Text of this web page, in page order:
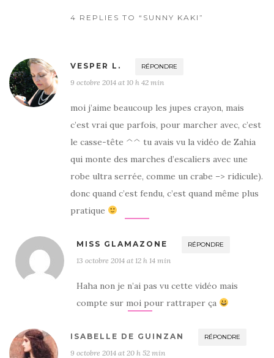
4 REPLIES TO “SUNNY KAKI”
VESPER L. RÉPONDRE
9 octobre 2014 at 10 h 42 min
moi j’aime beaucoup les jupes crayon, mais
c’est vrai que parfois, pour marcher avec, c’est
le casse-tête ^^ tu avais vu la vidéo de Zahia
qui monte des marches d’escaliers avec une
robe ultra serrée, comme un crabe –> ridicule).
donc quand c’est fendu, c’est quand même plus
pratique
MISS GLAMAZONE RÉPONDRE
13 octobre 2014 at 12 h 14 min
Haha non je n’ai pas vu cette vidéo mais
compte sur moi pour rattraper ça
ISABELLE DE GUINZAN RÉPONDRE
9 octobre 2014 at 20 h 52 min